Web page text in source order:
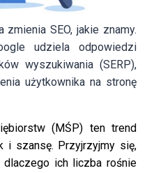
SEO, jakie znamy.
udziela odpowiedzi
wyszukiwania (SERP),
użytkownika na stronę
(MŚP) ten trend
i szansę. Przyjrzyjmy się,
ich liczba rośnie